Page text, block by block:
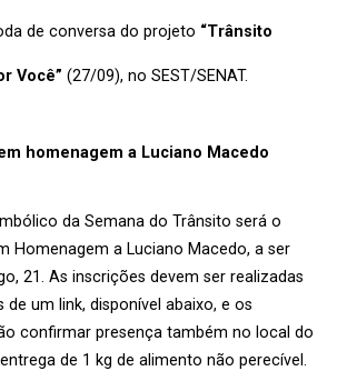
de conversa do projeto “Trânsito
Você” (27/09), no SEST/SENAT.
homenagem a Luciano Macedo
da Semana do Trânsito será o
Homenagem a Luciano Macedo, a ser
21. As inscrições devem ser realizadas
de um link, disponível abaixo, e os
confirmar presença também no local do
de 1 kg de alimento não perecível.